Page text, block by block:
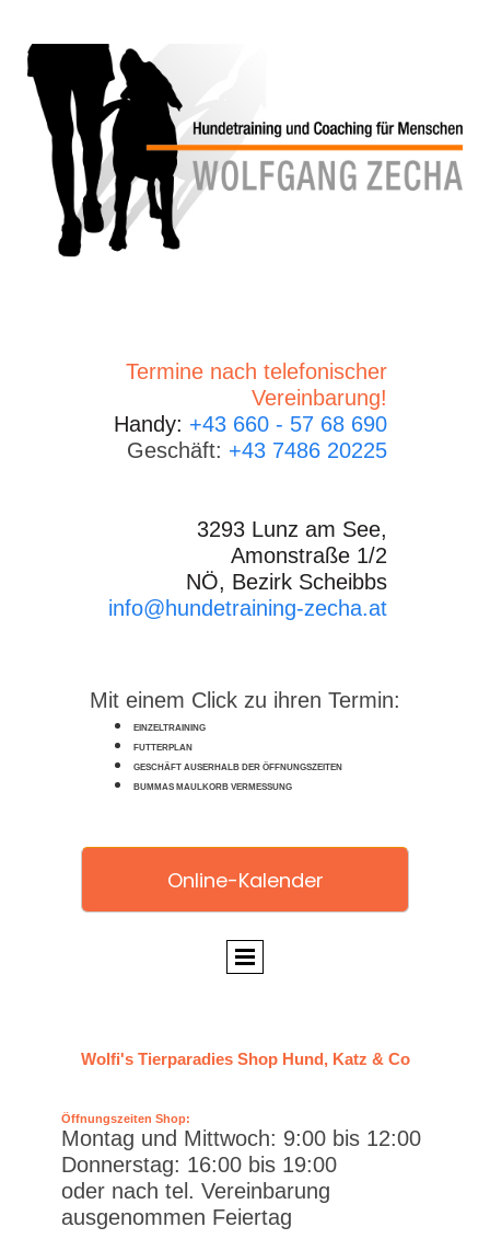
Termine nach telefonischer
Vereinbarung!
Handy: +43 660 - 57 68 690
Geschäft: +43 7486 20225
3293 Lunz am See,
Amonstraße 1/2
NÖ, Bezirk Scheibbs
info@hundetraining-zecha.at
Mit einem Click zu ihren Termin:
EINZELTRAINING
FUTTERPLAN
GESCHÄFT AUSERHALB DER ÖFFNUNGSZEITEN
BUMMAS MAULKORB VERMESSUNG
Online-Kalender
Wolfi's Tierparadies Shop Hund, Katz & Co
Öffnungszeiten Shop:
Montag und Mittwoch: 9:00 bis 12:00
Donnerstag: 16:00 bis 19:00
oder nach tel. Vereinbarung
ausgenommen Feiertag